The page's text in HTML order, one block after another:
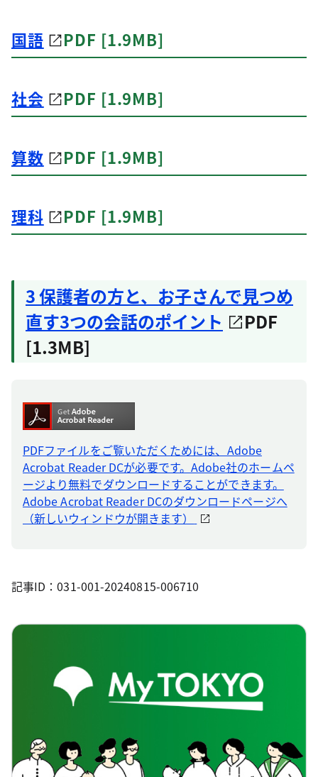
国語 PDF [1.9MB]
社会 PDF [1.9MB]
算数 PDF [1.9MB]
理科 PDF [1.9MB]
3 保護者の方と、お子さんで見つめ
直す3つの会話のポイント
PDF
[1.3MB]
PDFファイルをご覧いただくためには、Adobe
Acrobat Reader DCが必要です。Adobe社のホームペ
ージより無料でダウンロードすることができます。
Adobe Acrobat Reader DCのダウンロードページへ
（新しいウィンドウが開きます）
記事ID：031-001-20240815-006710